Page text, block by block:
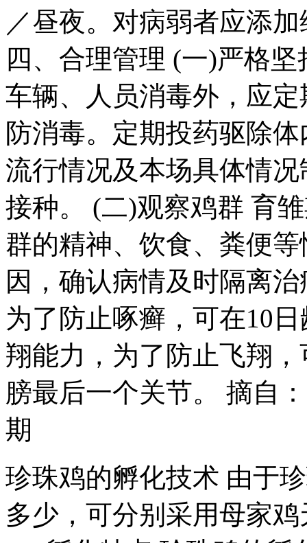
／昼夜。对病弱者应添
四、合理管理 (一)严格
车辆、人员消毒外，应
防消毒。定期投药驱除
流行情况及本场具体情
接种。 (二)观察鸡群 育
群的精神、饮食、粪便
因，确认病情及时隔离
为了防止啄癣，可在10
翔能力，为了防止飞翔
膀最后一个关节。 摘自
期
珍珠鸡的孵化技术 由于
多少，可分别采用母家